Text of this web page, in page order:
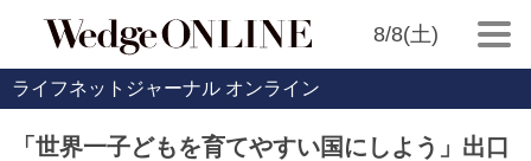
8/8(土)
ライフネットジャーナル オンライン
「世界一子どもを育てやすい国にしよう」出口